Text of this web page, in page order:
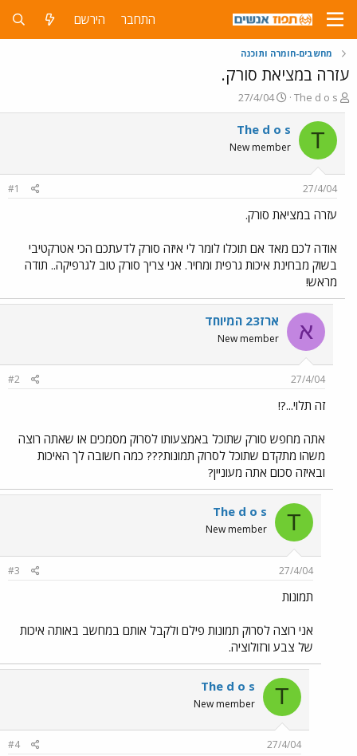
התחבר הירשם
מחשבים-חומרה ותוכנה
עזרה במציאת סורק.
פ
ו
ת
ח
ה
ש
א
The d o s
פ
ו
ר
ם
ר
27/4/04
T
The d o s
New member
27/4/04
#1
עזרה במציאת סורק.
אודה לכם מאד אם תוכלו לומר לי איזה סורק לדעתכם הכי אטרקטיבי
בשוק מבחינת איכות גרפית ומחיר. אני צריך סורק טוב לגרפיקה.. תודה
מראש!
א ארז23 המיוחד
New member
27/4/04
#2
זה תלוי...?!
אתה מחפש סורק שתוכל באמצעותו לסרוק מסמכים או שאתה רוצה
משהו מתקדם שתוכל לסרוק תמונות??? כמה חשובה לך האיכות
ובאיזה סכום אתה מעוניין?
T
The d o s
New member
27/4/04
#3
תמונות
אני רוצה לסרוק תמונות פילם ולקבל אותם במחשב באותה איכות
של צבע ורזולוציה.
T
The d o s
New member
27/4/04
#4